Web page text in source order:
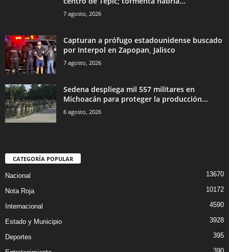
7 agosto, 2026
Capturan a prófugo estadounidense buscado
por Interpol en Zapopan, Jalisco
7 agosto, 2026
Sedena despliega mil 557 militares en
Michoacán para proteger la producción...
6 agosto, 2026
CATEGORÍA POPULAR
Nacional 13670
Nota Roja 10172
Internacional 4590
Estado y Municipio 3928
Deportes 395